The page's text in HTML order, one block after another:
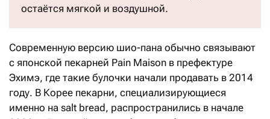
остаётся мягкой и воздушной.
Современную версию шио-пана обычно связывают
с японской пекарней Pain Maison в префектуре
Эхимэ, где такие булочки начали продавать в 2014
году. В Корее пекарни, специализирующиеся
именно на salt bread, распространились в начале